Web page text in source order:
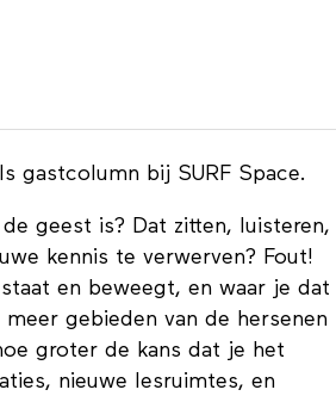
gastcolumn bij SURF Space.
geest is? Dat zitten, luisteren,
kennis te verwerven? Fout!
en beweegt, en waar je dat
gebieden van de hersenen
groter de kans dat je het
nieuwe lesruimtes, en